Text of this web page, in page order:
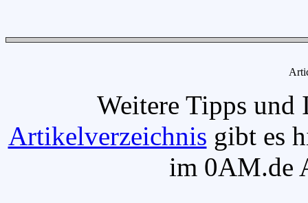
Weitere Tipps und
Artikelverzeichnis gibt es
im 0AM.de